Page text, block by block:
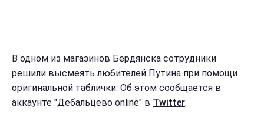
В одном из магазинов Бердянска сотрудники
решили высмеять любителей Путина при помощи
оригинальной таблички. Об этом сообщается в
аккаунте "Дебальцево online" в Twitter.